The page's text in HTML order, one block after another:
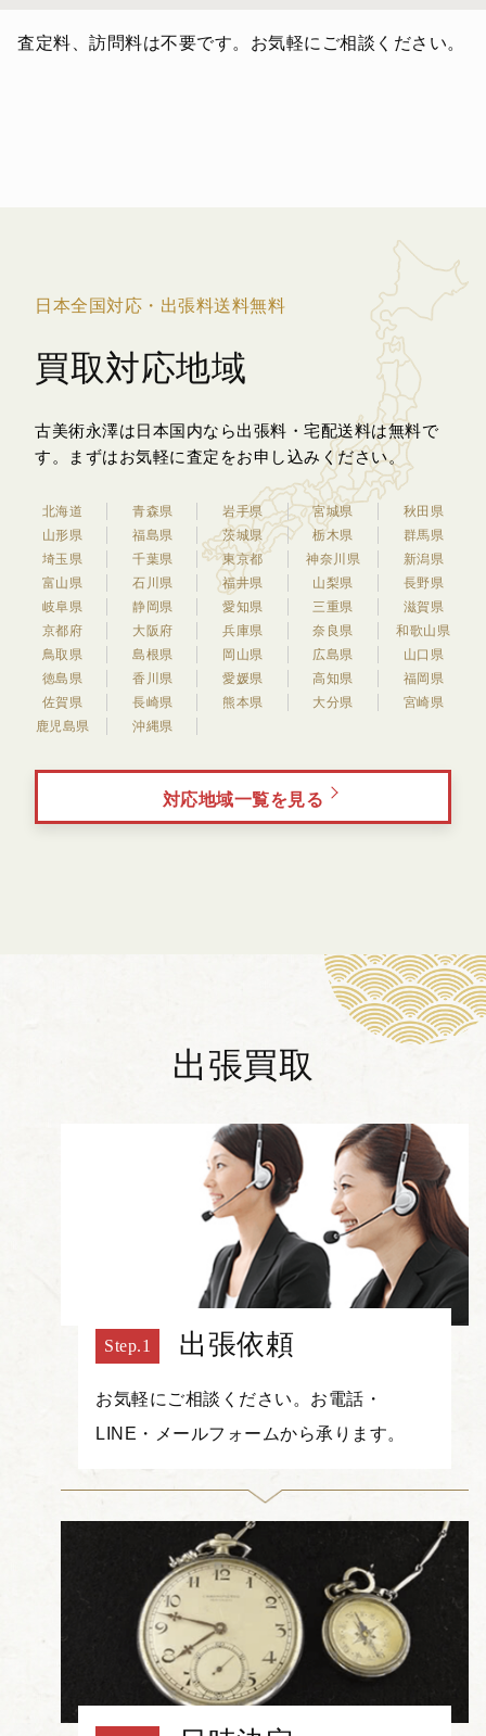
査定料、訪問料は不要です。お気軽にご相談ください。
日本全国対応・出張料送料無料
買取対応地域
古美術永澤は日本国内なら出張料・宅配送料は無料で
す。
まずはお気軽に査定をお申し込みください。
北海道 青森県 岩手県 宮城県
秋田県
山形県
福島県 茨城県 栃木県
群馬県
埼玉県
千葉県 東京都 神奈川県
新潟県
富山県
石川県 福井県 山梨県
長野県
岐阜県
静岡県 愛知県 三重県
滋賀県
京都府
大阪府 兵庫県 奈良県
和歌山県
鳥取県
島根県 岡山県 広島県
山口県
徳島県
香川県 愛媛県 高知県
福岡県
佐賀県
長崎県 熊本県 大分県
宮崎県
鹿児島県
沖縄県
対応地域一覧を見る
出張買取
出張依頼
お気軽にご相談ください。お電話・
LINE・メールフォームから承ります。